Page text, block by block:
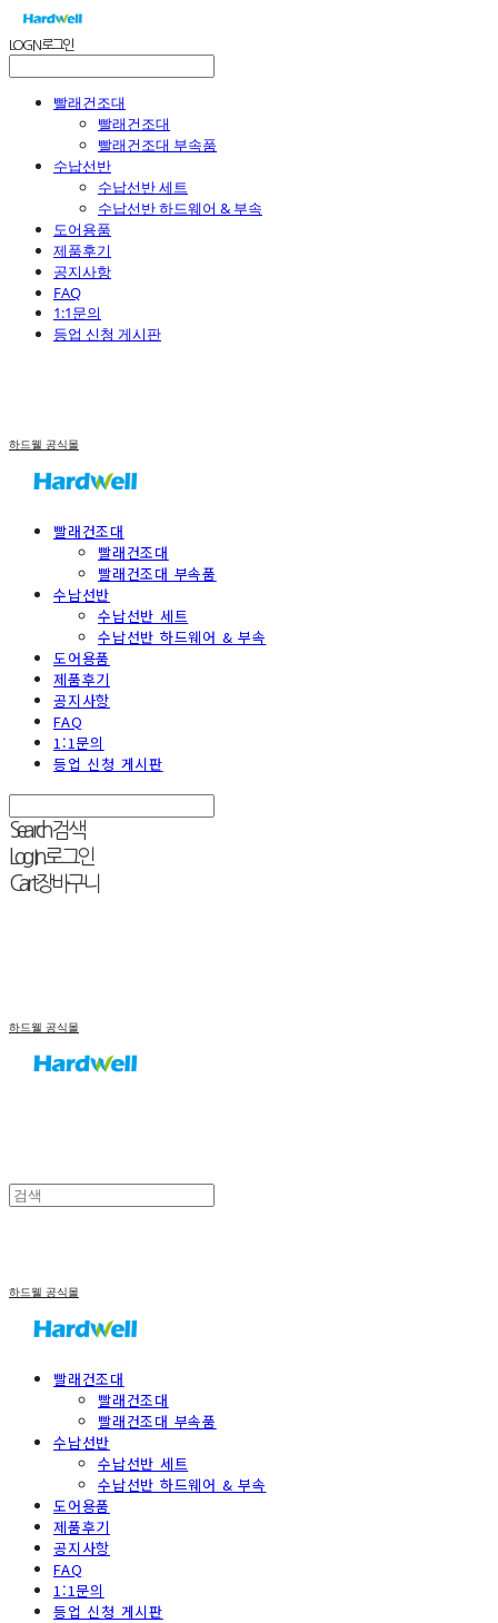
LOG IN로그인
빨래건조대
빨래건조대
빨래건조대 부속품
수납선반
수납선반 세트
수납선반 하드웨어 & 부속
도어용품
제품후기
공지사항
FAQ
1:1문의
등업 신청 게시판
하드웰 공식몰
빨래건조대
빨래건조대
빨래건조대 부속품
수납선반
수납선반 세트
수납선반 하드웨어 & 부속
도어용품
제품후기
공지사항
FAQ
1:1문의
등업 신청 게시판
Search검색
Log In로그인
Cart장바구니
하드웰 공식몰
하드웰 공식몰
빨래건조대
빨래건조대
빨래건조대 부속품
수납선반
수납선반 세트
수납선반 하드웨어 & 부속
도어용품
제품후기
공지사항
FAQ
1:1문의
등업 신청 게시판